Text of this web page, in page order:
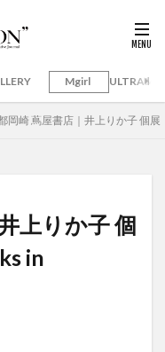
Mgirl
岡崎 蔦屋書店｜井上りか子 個
上りか子 個
in